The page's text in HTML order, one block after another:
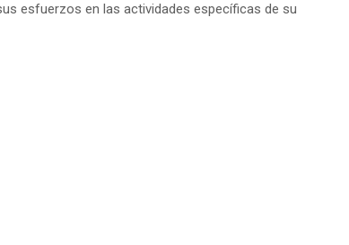
esfuerzos en las actividades específicas de su